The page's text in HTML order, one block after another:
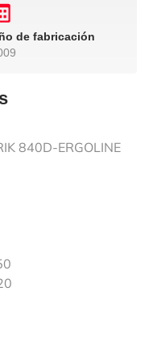
de fabricación
840D-ERGOLINE